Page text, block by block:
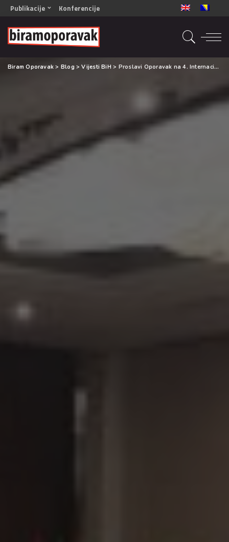
Publikacije
OPORAVAK- Naš zajednički cilj BiH/CG
OPORAVAK- Naš zajednički cilj SRB
RECOVERY- Our common goal ENG
OPORAVAK- Naš zajednički cilj 2
Konferencije
Biram Oporavak > Blog >Vijesti BiH > Proslavi Oporavak na 4. Internacionalnom Capacity Building Programu